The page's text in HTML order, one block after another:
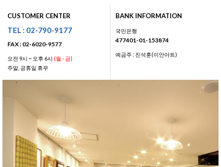
CUSTOMER CENTER
TEL : 02-790-9177
FAX : 02-6020-9577
오전 9시 ~ 오후 6시 (월 - 금)
주말, 공휴일 휴무
BANK INFORMATION
국민은행
477401-01-153874
예금주 : 진석훈(이안아트)